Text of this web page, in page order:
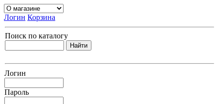
Логин Корзина
Поиск по каталогу
Логин
Пароль